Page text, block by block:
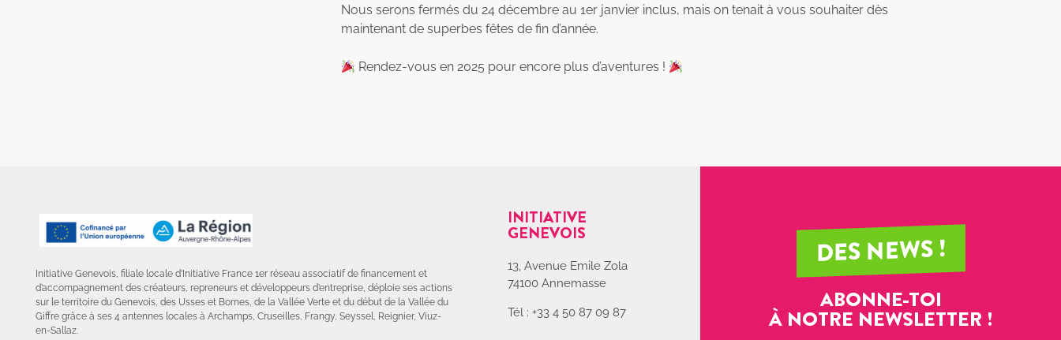
Nous serons fermés du 24 décembre au 1er janvier inclus, mais on tenait à vous souhaiter dès
maintenant de superbes fêtes de fin d’année.
Rendez-vous en 2025 pour encore plus d’aventures !
Initiative Genevois, filiale locale d’Initiative France 1er réseau associatif de financement et
d’accompagnement des créateurs, repreneurs et développeurs d’entreprise, déploie ses actions
sur le territoire du Genevois, des Usses et Bornes, de la Vallée Verte et du début de la Vallée du
Giffre grâce à ses 4 antennes locales à Archamps, Cruseilles, Frangy, Seyssel, Reignier, Viuz-
en-Sallaz.
INITIATIVE
GENEVOIS
13, Avenue Emile Zola
74100 Annemasse
Tél : +33 4 50 87 09 87
DES NEWS !
ABONNE-TOI
À NOTRE NEWSLETTER !